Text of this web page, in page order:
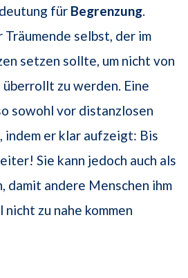
für Begrenzung.
selbst, der im
setzen sollte, um nicht von
zu werden. Eine
sowohl vor distanzlosen
indem er klar aufzeigt: Bis
Sie kann jedoch auch als
damit andere Menschen ihm
zu nahe kommen